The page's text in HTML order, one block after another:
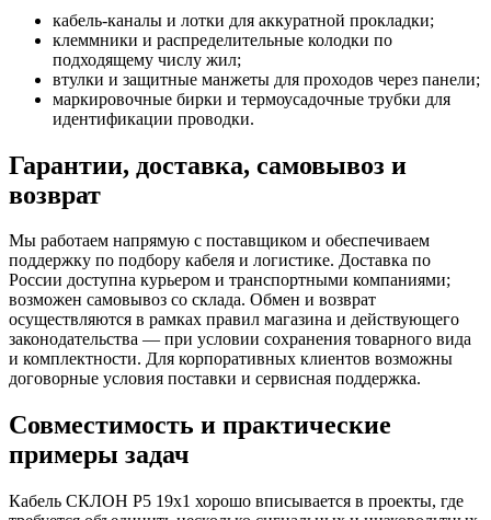
кабель-каналы и лотки для аккуратной прокладки;
клеммники и распределительные колодки по
подходящему числу жил;
втулки и защитные манжеты для проходов через панели;
маркировочные бирки и термоусадочные трубки для
идентификации проводки.
Гарантии, доставка, самовывоз и
возврат
Мы работаем напрямую с поставщиком и обеспечиваем
поддержку по подбору кабеля и логистике. Доставка по
России доступна курьером и транспортными компаниями;
возможен самовывоз со склада. Обмен и возврат
осуществляются в рамках правил магазина и действующего
законодательства — при условии сохранения товарного вида
и комплектности. Для корпоративных клиентов возможны
договорные условия поставки и сервисная поддержка.
Совместимость и практические
примеры задач
Кабель СКЛОН Р5 19х1 хорошо вписывается в проекты, где